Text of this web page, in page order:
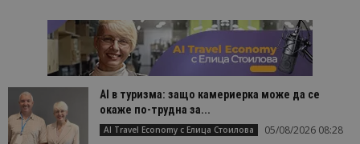
AI в туризма: защо камериерка може да се
окаже по-трудна за...
AI Travel Economy с Елица Стоилова 05/08/2026 08:28